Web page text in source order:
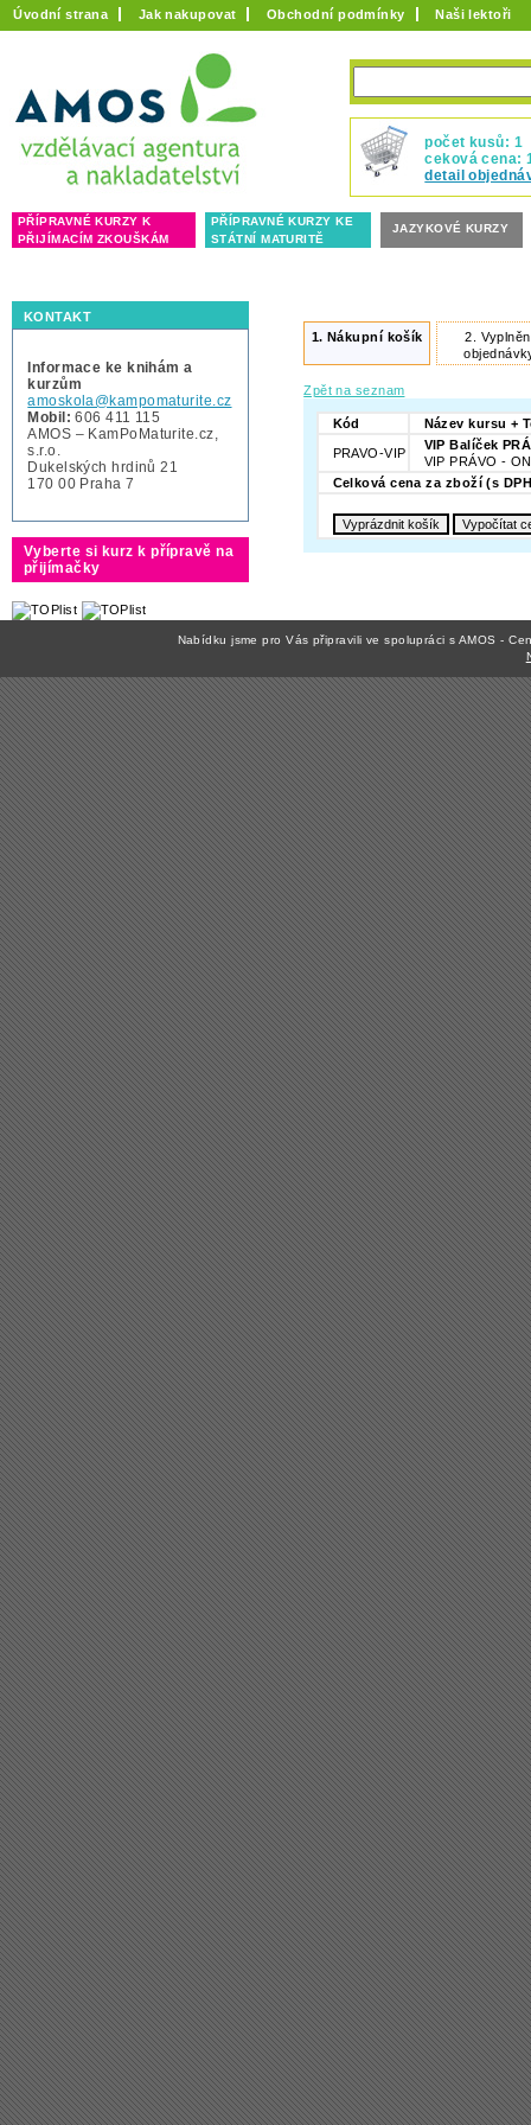
Úvodní strana Jak nakupovat Obchodní podmínky Naši lektoři
počet kusů: 1
ceková cena:
detail
PŘÍPRAVNÉ KURZY K
PŘIJÍMACÍM ZKOUŠKÁM
PŘÍPRAVNÉ KURZY KE
STÁTNÍ MATURITĚ
JAZYKOVÉ KURZY
KONTAKT
Informace ke knihám a
kurzům
amoskola@kampomaturite.cz
Mobil: 606 411 115
AMOS – KamPoMaturite.cz,
s.r.o.
Dukelských hrdinů 21
170 00 Praha 7
Vyberte si kurz k přípravě na
přijímačky
1. Nákupní košík 2.
Zpět na seznam
Kód Název kursu +
PRAVO-VIP
VIP Balíček
VIP PRÁVO -
Celková cena za zboží (s
Nabídku jsme pro Vás připravili ve spolupráci s AMOS -